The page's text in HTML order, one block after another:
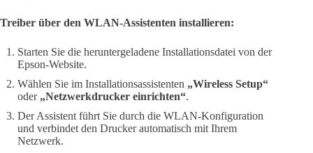
Treiber über den WLAN-Assistenten installieren:
Starten Sie die heruntergeladene Installationsdatei von der
Epson-Website.
Wählen Sie im Installationsassistenten „Wireless Setup“
oder „Netzwerkdrucker einrichten“.
Der Assistent führt Sie durch die WLAN-Konfiguration
und verbindet den Drucker automatisch mit Ihrem
Netzwerk.